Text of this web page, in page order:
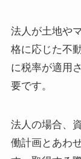
法人が土地や
格に応じた不
に税率が適用
要です。
法人の場合、
働計画とあわ